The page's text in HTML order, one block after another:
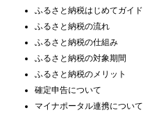
ふるさと納税はじめてガイド
ふるさと納税の流れ
ふるさと納税の仕組み
ふるさと納税の対象期間
ふるさと納税のメリット
確定申告について
マイナポータル連携について